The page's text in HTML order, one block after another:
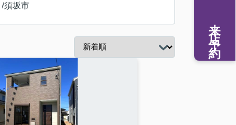
/須坂市
来店予約